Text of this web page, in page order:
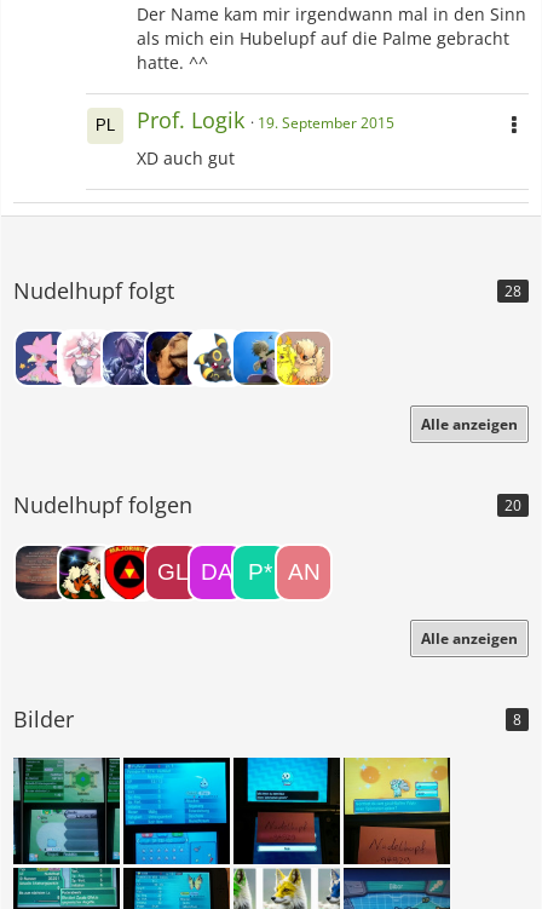
Der Name kam mir irgendwann mal in den Sinn
als mich ein Hubelupf auf die Palme gebracht
hatte. ^^
Prof. Logik 19. September 2015
XD auch gut
Nudelhupf folgt 28
Alle anzeigen
Nudelhupf folgen 20
Alle anzeigen
Bilder 8